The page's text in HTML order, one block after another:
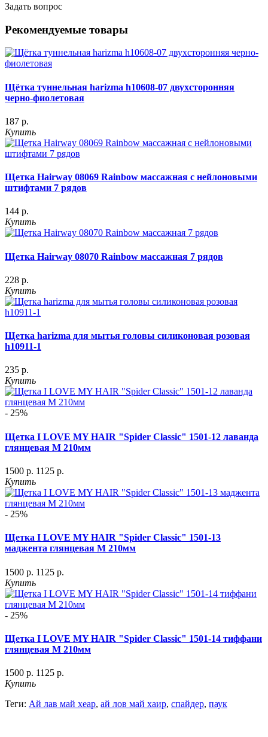
Задать вопрос
Рекомендуемые товары
Щётка туннельная harizma h10608-07 двухсторонняя
черно-фиолетовая
187 р.
Купить
Щетка Hairway 08069 Rainbow массажная с нейлоновыми
штифтами 7 рядов
144 р.
Купить
Щетка Hairway 08070 Rainbow массажная 7 рядов
228 р.
Купить
Щетка harizma для мытья головы силиконовая розовая
h10911-1
235 р.
Купить
- 25%
Щетка I LOVE MY HAIR "Spider Classic" 1501-12 лаванда
глянцевая M 210мм
1500 р. 1125 р.
Купить
- 25%
Щетка I LOVE MY HAIR "Spider Classic" 1501-13
маджента глянцевая M 210мм
1500 р. 1125 р.
Купить
- 25%
Щетка I LOVE MY HAIR "Spider Classic" 1501-14 тиффани
глянцевая M 210мм
1500 р. 1125 р.
Купить
Теги: Ай лав май хеар, ай лов май хаир, спайдер, паук